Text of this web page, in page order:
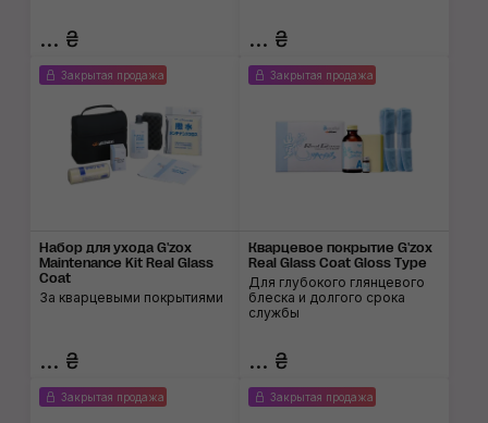
... ₴ ... ₴
Закрытая продажа
Набор для ухода G'zox
Maintenance Kit Real Glass
Coat
За кварцевыми покрытиями
... ₴
Закрытая продажа
Кварцевое покрытие G'zox
Real Glass Coat Gloss Type
Для глубокого глянцевого
блеска и долгого срока
службы
... ₴
Закрытая продажа Закрытая продажа